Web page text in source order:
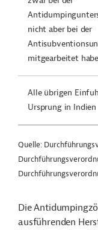
nicht aber bei der
mitgearbeitet
Alle übrigen
Ursprung in Indien
Quelle:
Die
ausführenden